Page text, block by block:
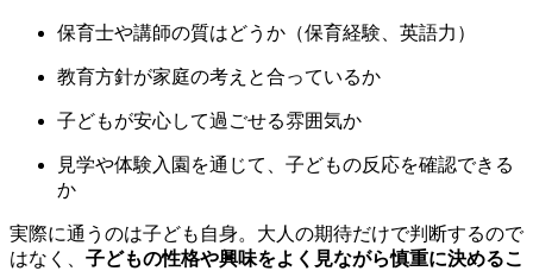
保育士や講師の質はどうか（保育経験、英語力）
教育方針が家庭の考えと合っているか
子どもが安心して過ごせる雰囲気か
見学や体験入園を通じて、子どもの反応を確認できる
か
実際に通うのは子ども自身。大人の期待だけで判断するので
はなく、 子どもの性格や興味をよく見ながら慎重に決めるこ